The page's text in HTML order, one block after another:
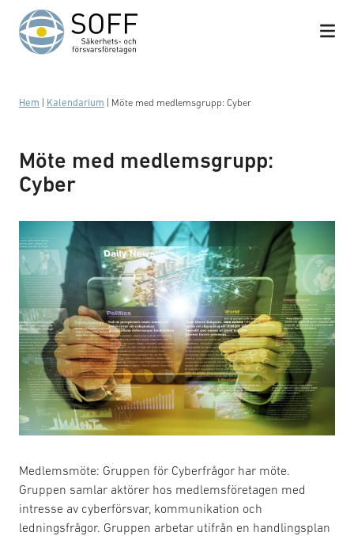
Hoppa till innehåll
Hem Kalendarium Möte med medlemsgrupp: Cyber
Möte med medlemsgrupp:
Cyber
Medlemsmöte: Gruppen för Cyberfrågor har möte.
Gruppen samlar aktörer hos medlemsföretagen med
intresse av cyberförsvar, kommunikation och
ledningsfrågor. Gruppen arbetar utifrån en handlingsplan